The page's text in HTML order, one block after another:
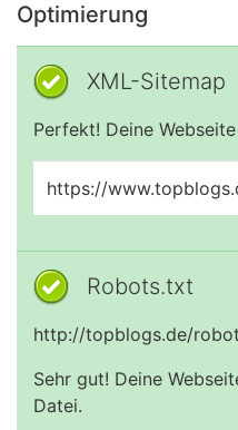
Optimierung
XML-Sitemap
Perfekt! Deine
https://
Robots.txt
http://topblogs.de/
Sehr gut! Deine
Datei.